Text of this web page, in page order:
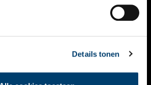
Details tonen